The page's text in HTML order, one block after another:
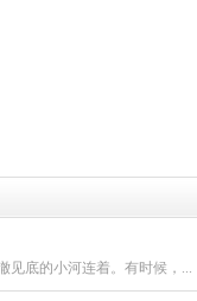
见底的小河连着。有时候，...